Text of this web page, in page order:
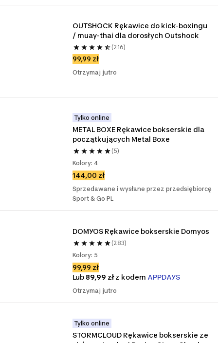
OUTSHOCK Rękawice do kick-boxingu
/ muay-thai dla dorosłych Outshock
(216)
99,99 zł
Otrzymaj jutro
Tylko online
METAL BOXE Rękawice bokserskie dla
początkujących Metal Boxe
(5)
Kolory: 4
144,00 zł
Sprzedawane i wysłane przez przedsiębiorcę
Sport & Go PL
DOMYOS Rękawice bokserskie Domyos
(283)
Kolory: 5
99,99 zł
Lub 89,99 złz kodem APPDAYS
Otrzymaj jutro
Tylko online
STORMCLOUD Rękawice bokserskie ze